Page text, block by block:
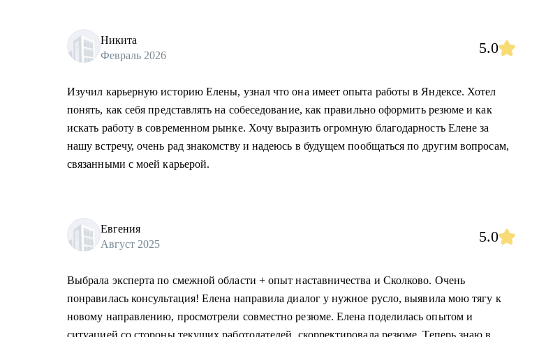
Никита
Февраль 2026
5.0
Изучил карьерную историю Елены, узнал что она имеет опыта работы в Яндексе. Хотел
понять, как себя представлять на собеседование, как правильно оформить резюме и как
искать работу в современном рынке. Хочу выразить огромную благодарность Елене за
нашу встречу, очень рад знакомству и надеюсь в будущем пообщаться по другим вопросам,
связанными с моей карьерой.
Евгения
Август 2025
5.0
Выбрала эксперта по смежной области + опыт наставничества и Сколково. Очень
понравилась консультация! Елена направила диалог у нужное русло, выявила мою тягу к
новому направлению, просмотрели совместно резюме. Елена поделилась опытом и
ситуацией со стороны текущих работодателей, скорректировала резюме. Теперь знаю в